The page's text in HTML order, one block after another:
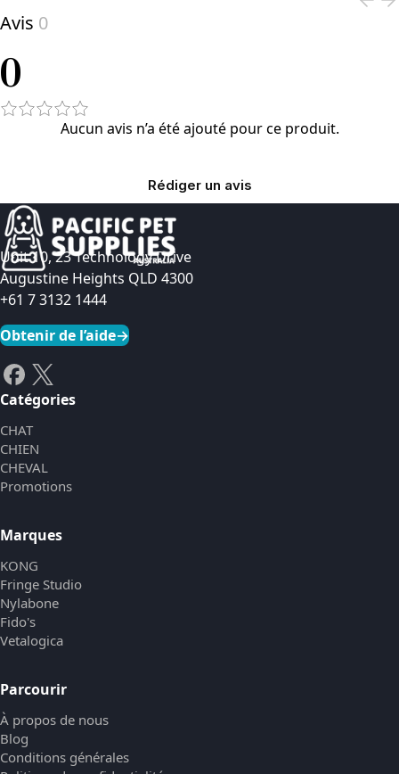
Avis 0
0
Aucun avis n’a été ajouté pour ce produit.
Rédiger un avis
Unit 10, 23 Technology Drive
Augustine Heights QLD 4300
+61 7 3132 1444
Obtenir de l’aide→
Catégories
CHAT
CHIEN
CHEVAL
Promotions
Marques
KONG
Fringe Studio
Nylabone
Fido's
Vetalogica
Parcourir
À propos de nous
Blog
Conditions générales